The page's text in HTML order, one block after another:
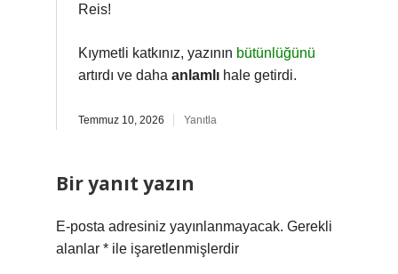
Reis!
Kıymetli katkınız, yazının bütünlüğünü
artırdı ve daha anlamlı hale getirdi.
Temmuz 10, 2026 Yanıtla
Bir yanıt yazın
E-posta adresiniz yayınlanmayacak. Gerekli
alanlar * ile işaretlenmişlerdir